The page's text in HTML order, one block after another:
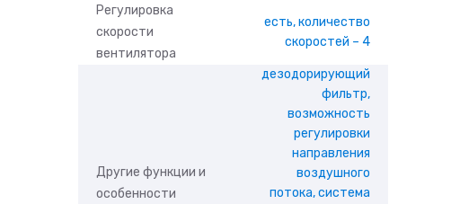
Регулировка
скорости
вентилятора
есть, количество
скоростей – 4
Другие функции и
особенности
дезодорирующий
фильтр,
возможность
регулировки
направления
воздушного
потока, система